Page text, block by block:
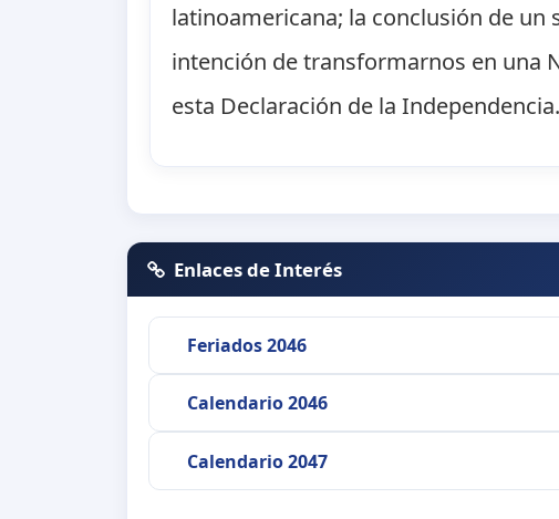
latinoamericana; la conclusión de un
intención de transformarnos en una
esta Declaración de la Independencia.
Enlaces de Interés
Feriados 2046
Calendario 2046
Calendario 2047